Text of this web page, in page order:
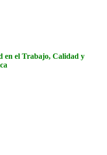
en el Trabajo, Calidad y